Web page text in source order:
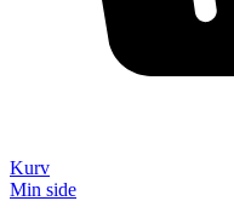
Kurv
Min side